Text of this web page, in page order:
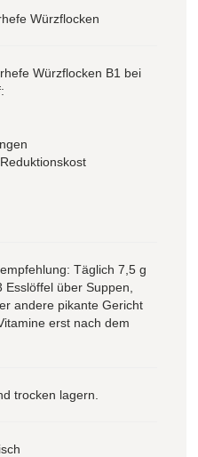
Würzflocken
Würzflocken B1 bei
Täglich 7,5 g
über Suppen,
andere pikante Gericht
erst nach dem
trocken lagern.